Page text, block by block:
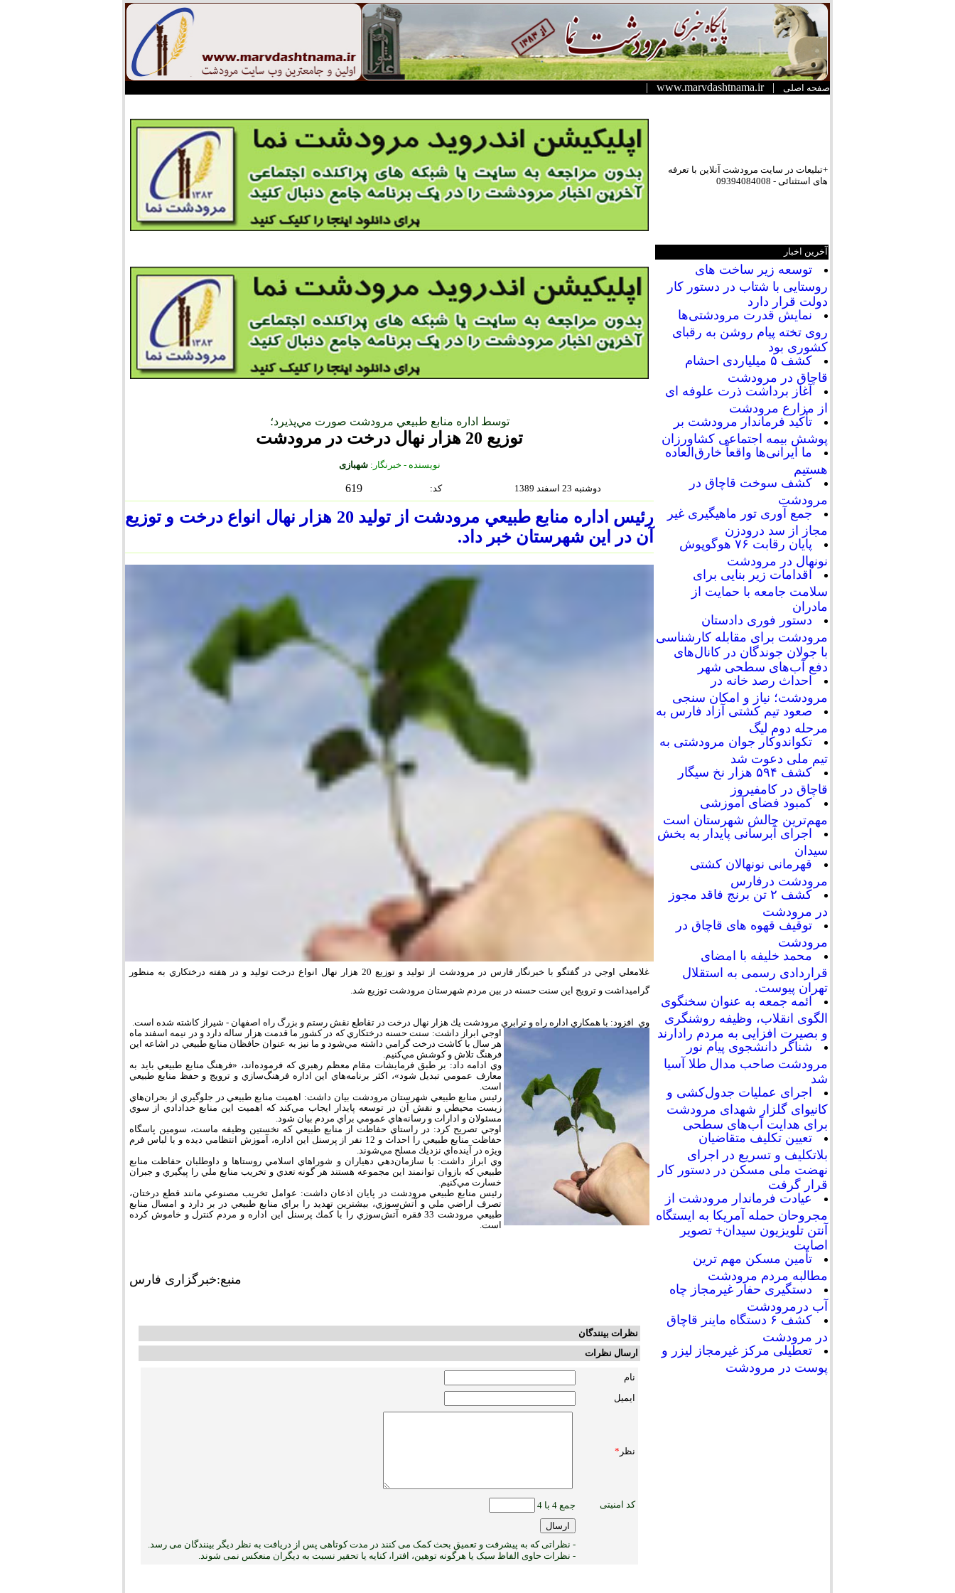
صفحه اصلی |
www.marvdashtnama.ir
|
+تبلیعات در سایت مرودشت آنلاین با تعرفه
های استثنائی - 09394084008
آخرین اخبار
توسعه زیر ساخت های
روستایی با شتاب در دستور کار
دولت قرار دارد
نمایش قدرت مرودشتی‌ها
روی تخته پیام روشن به رقبای
کشوری بود
کشف ۵ میلیاردی احشام
قاچاق در مرودشت
آغاز برداشت ذرت علوفه ای
از مزارع مرودشت
تأکید فرماندار مرودشت بر
پوشش بیمه اجتماعی کشاورزان
ما ایرانی‌ها واقعاً خارق‌العاده
هستیم
کشف سوخت قاچاق در
مرودشت
جمع آوری تور ماهیگیری غیر
مجاز از سد درودزن
پایان رقابت‌ ۷۶ هوگوپوش
نونهال در مرودشت
اقدامات زیر بنایی برای
سلامت جامعه با حمایت از
مادران
دستور فوری دادستان
مرودشت برای مقابله کارشناسی
با جولان جوندگان در کانال‌های
دفع آب‌های سطحی شهر
احداث رصد خانه در
مرودشت؛ نیاز و امکان سنجی
صعود تیم کشتی آزاد فارس به
مرحله دوم لیگ
تکواندوکار جوان مرودشتی به
تیم ملی دعوت شد
کشف ۵۹۴ هزار نخ سیگار
قاچاق در کامفیروز
کمبود فضای آموزشی
مهم‌ترین چالش شهرستان است
اجرای آبرسانی پایدار به بخش
سیدان
قهرمانی نونهالان کشتی
مرودشت درفارس
کشف ۲ تن برنج فاقد مجوز
در مرودشت
توقیف قهوه های قاچاق در
مرودشت
محمد خلیفه با امضای
قراردادی رسمی به استقلال
تهران پیوست.
ائمه جمعه به عنوان سخنگوی
الگوی انقلاب، وظیفه روشنگری
و بصیرت افزایی به مردم رادارند
شناگر دانشجوی پیام نور
مرودشت صاحب مدال طلا آسیا
شد
اجرای عملیات جدول‌کشی و
کانیوای گلزار شهدای مرودشت
برای هدایت آب‌های سطحی
تعیین تکلیف متقاضیان
بلاتکلیف و تسریع در اجرای
نهضت ملی مسکن در دستور کار
قرار گرفت
عیادت فرماندار مرودشت از
مجروحان حمله آمریکا به ایستگاه
آنتن تلویزیون سیدان+ تصویر
اصابت
تأمین مسکن مهم ترین
مطالبه مردم مرودشت
دستگیری حفار غیرمجاز چاه
آب درمرودشت
کشف ۶ دستگاه ماینر قاچاق
در مرودشت
تعطیلی مرکز غیرمجاز لیزر و
پوست در مرودشت
توسط اداره منابع طبيعي مرودشت صورت مي‌پذيرد؛
توزيع 20 هزار نهال درخت در مرودشت
نويسنده - خبرنگار:شهبازی
619 :كد دوشنبه 23 اسفند 1389
رئيس اداره منابع طبيعي مرودشت از توليد 20 هزار نهال انواع درخت و توزيع
آن در اين شهرستان خبر داد.
غلامعلي اوجي در گفتگو با خبرنگار فارس در مرودشت از توليد و توزيع 20 هزار نهال انواع درخت توليد و در هفته درختكاري به منظور
گراميداشت و ترويج اين سنت حسنه در بين مردم شهرستان مرودشت توزيع شد.
وي افزود: با همكاري اداره راه و ترابري مرودشت يك ‌هزار نهال درخت در تقاطع نقش رستم و بزرگ راه اصفهان - شيراز كاشته شده است.
اوجي ابراز داشت: سنت حسنه درختكاري كه در كشور ما قدمت هزار ساله دارد و در نيمه اسفند ماه
هر سال با كاشت درخت گرامي داشته مي‌شود و ما نيز به عنوان حافظان منابع طبيعي در اشاعه اين
فرهنگ تلاش و كوشش مي‌كنيم.
وي ادامه داد: بر طبق فرمايشات مقام معظم رهبري كه فرموده‌اند، «فرهنگ منابع طبيعي بايد به
معارف عمومي تبديل شود»، اكثر برنامه‌هاي اين اداره فرهنگ‌سازي و ترويج و حفظ منابع طبيعي
است.
رئيس منابع طبيعي شهرستان مرودشت بيان داشت: اهميت منابع طبيعي در جلوگيري از بحران‌هاي
زيست محيطي و نقش آن در توسعه پايدار ايجاب مي‌كند كه اهميت اين منابع خدادادي از سوي
مسئولان و ادارات و رسانه‌هاي عمومي براي مردم بيان شود.
اوجي تصريح كرد: در راستاي حفاظت از منابع طبيعي كه نخستين وظيفه ماست، سومين پاسگاه
حفاظت منابع طبيعي را احداث و 12 نفر از پرسنل اين اداره، آموزش انتظامي ديده و با لباس فرم
ويژه در آينده‌اي نزديك مسلح مي‌شوند.
وي ابراز داشت: با سازمان‌دهي دهياران و شوراهاي اسلامي روستاها و داوطلبان حفاظت منابع
طبيعي كه بازوان توانمند اين مجموعه هستند هر گونه تعدي و تخريب منابع ملي را پيگيري و جبران
خسارت مي‌كنيم.
رئيس منابع طبيعي مرودشت در پايان اذعان داشت: عوامل تخريب مصنوعي مانند قطع درختان،
تصرف اراضي ملي و آتش‌سوزي، بيشترين تهديد را براي منابع طبيعي در بر دارد و امسال منابع
طبيعي مرودشت 33 فقره آتش‌سوزي را با كمك پرسنل اين اداره و مردم كنترل و خاموش كرده
است.
منبع:خبرگزاری فارس
نظرات بینندگان
ارسال نظرات
نام
ایمیل
نظر *
کد امنیتی جمع 4 با 4
- نظراتی که به پیشرفت و تعمیق بحث کمک می کنند در مدت کوتاهی پس از دریافت به نظر دیگر بینندگان می رسد.
- نظرات حاوی الفاظ سبک یا هرگونه توهین، افترا، کنایه یا تحقیر نسبت به دیگران منعکس نمی ‏شوند.